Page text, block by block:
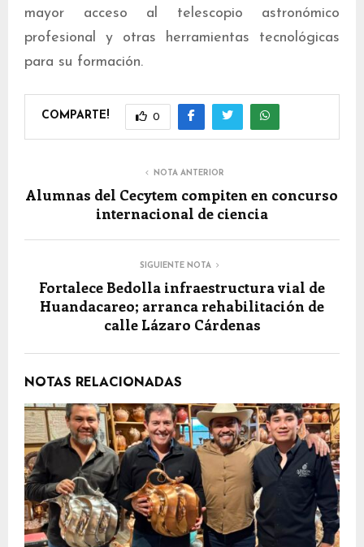
mayor acceso al telescopio astronómico
profesional y otras herramientas tecnológicas
para su formación.
COMPARTE! 0
NOTA ANTERIOR
Alumnas del Cecytem compiten en concurso
internacional de ciencia
SIGUIENTE NOTA
Fortalece Bedolla infraestructura vial de
Huandacareo; arranca rehabilitación de
calle Lázaro Cárdenas
NOTAS RELACIONADAS